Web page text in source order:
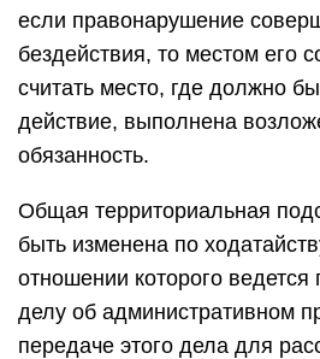
если правонарушение
бездействия, то местом его
считать место, где должно
действие, выполнена
обязанность.
Общая территориальная
быть изменена по
отношении которого ведется
делу об административном
передаче этого дела для